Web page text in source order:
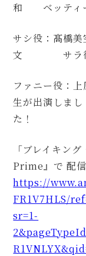
和 ベッティ
サシ役：髙
文 サラ役
ファニー役
生が出演しまし
「ブレイキン
Prime』で 配信
https://
FR1V7HLS/
sr=1-